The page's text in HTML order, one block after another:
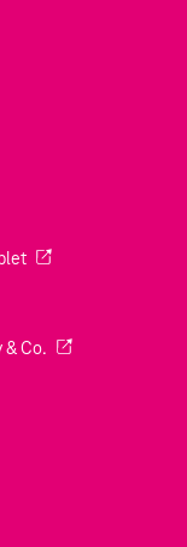
Tab geöffnet)
geöffnet)
(Wird in einem
geöffnet)
Co. (Wird in einem